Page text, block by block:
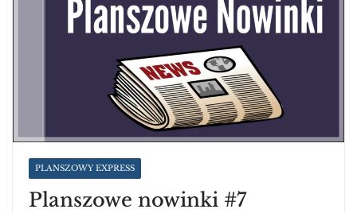
PLANSZOWY EXPRESS
Planszowe nowinki #7